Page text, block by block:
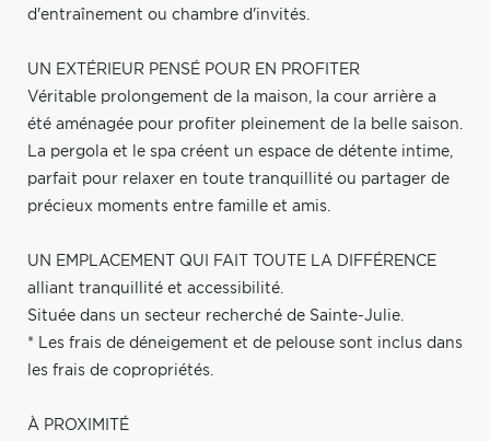
d'entraînement ou chambre d'invités.
UN EXTÉRIEUR PENSÉ POUR EN PROFITER
Véritable prolongement de la maison, la cour arrière a
été aménagée pour profiter pleinement de la belle saison.
La pergola et le spa créent un espace de détente intime,
parfait pour relaxer en toute tranquillité ou partager de
précieux moments entre famille et amis.
UN EMPLACEMENT QUI FAIT TOUTE LA DIFFÉRENCE
alliant tranquillité et accessibilité.
Située dans un secteur recherché de Sainte-Julie.
* Les frais de déneigement et de pelouse sont inclus dans
les frais de copropriétés.
À PROXIMITÉ